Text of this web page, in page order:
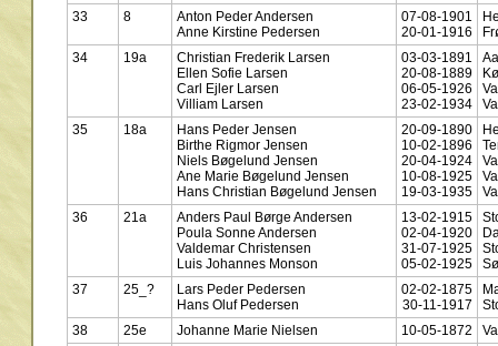
33
8
Anton Peder Andersen
Anne Kirstine Pedersen
07-08-1901
20-01-1916
34
19a
Christian Frederik Larsen
Ellen Sofie Larsen
Carl Ejler Larsen
Villiam Larsen
03-03-1891
20-08-1889
06-05-1926
23-02-1934
35
18a
Hans Peder Jensen
Birthe Rigmor Jensen
Niels Bøgelund Jensen
Ane Marie Bøgelund Jensen
Hans Christian Bøgelund Jensen
20-09-1890
10-02-1896
20-04-1924
10-08-1925
19-03-1935
36
21a
Anders Paul Børge Andersen
Poula Sonne Andersen
Valdemar Christensen
Luis Johannes Monson
13-02-1915
02-04-1920
31-07-1925
05-02-1925
37
25_?
Lars Peder Pedersen
Hans Oluf Pedersen
02-02-1875
30-11-1917
38
25e Johanne Marie Nielsen 10-05-1872